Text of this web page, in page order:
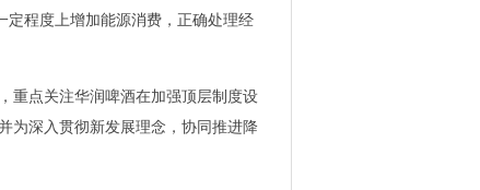
定程度上增加能源消费，正确处理经
重点关注华润啤酒在加强顶层制度设
为深入贯彻新发展理念，协同推进降